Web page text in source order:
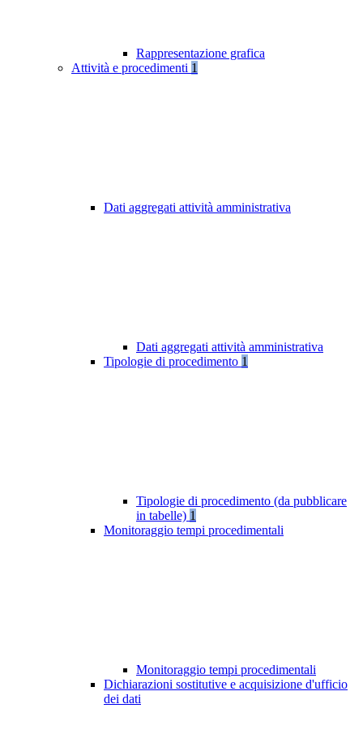
Rappresentazione grafica
Attività e procedimenti 1
Dati aggregati attività amministrativa
Dati aggregati attività amministrativa
Tipologie di procedimento 1
Tipologie di procedimento (da pubblicare
in tabelle) 1
Monitoraggio tempi procedimentali
Monitoraggio tempi procedimentali
Dichiarazioni sostitutive e acquisizione d'ufficio
dei dati